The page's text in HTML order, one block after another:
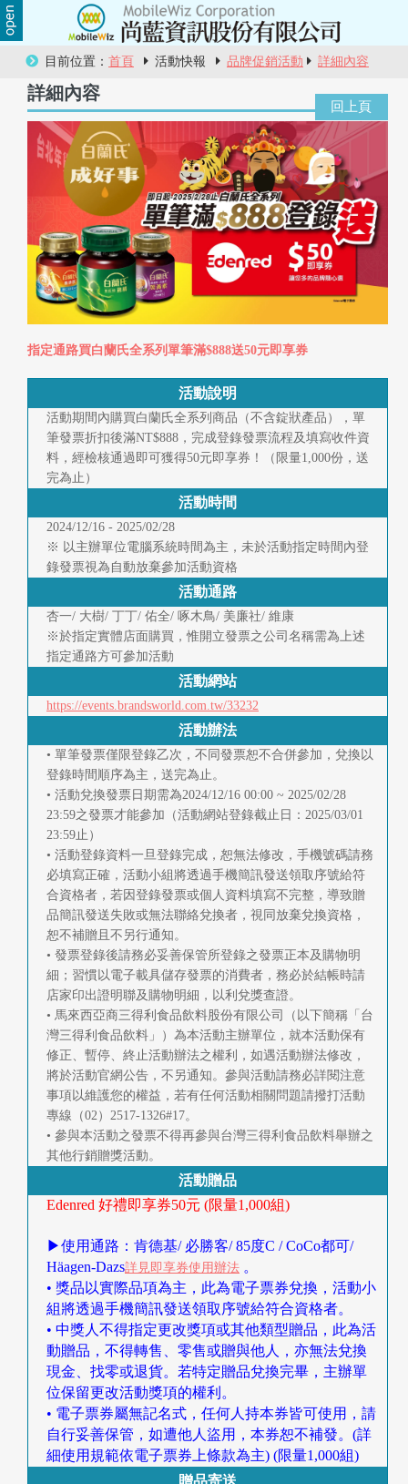
目前位置： 首頁 活動快報 品牌促銷活動 詳細內容
詳細內容
指定通路買白蘭氏全系列單筆滿$888送50元即享券
活動說明
活動期間內購買白蘭氏全系列商品（不含錠狀產品），單
筆發票折扣後滿NT$888，完成登錄發票流程及填寫收件資
料，經檢核通過即可獲得50元即享券！（限量1,000份，送
完為止）
活動時間
2024/12/16 - 2025/02/28
※ 以主辦單位電腦系統時間為主，未於活動指定時間內登
錄發票視為自動放棄參加活動資格
活動通路
杏一/ 大樹/ 丁丁/ 佑全/ 啄木鳥/ 美廉社/ 維康
※於指定實體店面購買，惟開立發票之公司名稱需為上述
指定通路方可參加活動
活動網站
https://events.brandsworld.com.tw/33232
活動辦法
• 單筆發票僅限登錄乙次，不同發票恕不合併參加，兌換以
登錄時間順序為主，送完為止。
• 活動兌換發票日期需為2024/12/16 00:00 ~ 2025/02/28
23:59之發票才能參加（活動網站登錄截止日：2025/03/01
23:59止）
• 活動登錄資料一旦登錄完成，恕無法修改，手機號碼請務
必填寫正確，活動小組將透過手機簡訊發送領取序號給符
合資格者，若因登錄發票或個人資料填寫不完整，導致贈
品簡訊發送失敗或無法聯絡兌換者，視同放棄兌換資格，
恕不補贈且不另行通知。
• 發票登錄後請務必妥善保管所登錄之發票正本及購物明
細；習慣以電子載具儲存發票的消費者，務必於結帳時請
店家印出證明聯及購物明細，以利兌獎查證。
• 馬來西亞商三得利食品飲料股份有限公司（以下簡稱「台
灣三得利食品飲料」）為本活動主辦單位，就本活動保有
修正、暫停、終止活動辦法之權利，如遇活動辦法修改，
將於活動官網公告，不另通知。參與活動請務必詳閱注意
事項以維護您的權益，若有任何活動相關問題請撥打活動
專線（02）2517-1326#17。
• 參與本活動之發票不得再參與台灣三得利食品飲料舉辦之
其他行銷贈獎活動。
活動贈品
Edenred 好禮即享券50元 (限量1,000組)
▶使用通路：肯德基/ 必勝客/ 85度C / CoCo都可/
Häagen-Dazs詳見即享券使用辦法 。
• 獎品以實際品項為主，此為電子票券兌換，活動小
組將透過手機簡訊發送領取序號給符合資格者。
• 中獎人不得指定更改獎項或其他類型贈品，此為活
動贈品，不得轉售、零售或贈與他人，亦無法兌換
現金、找零或退貨。若特定贈品兌換完畢，主辦單
位保留更改活動獎項的權利。
• 電子票券屬無記名式，任何人持本券皆可使用，請
自行妥善保管，如遭他人盜用，本券恕不補發。(詳
細使用規範依電子票券上條款為主) (限量1,000組)
贈品寄送